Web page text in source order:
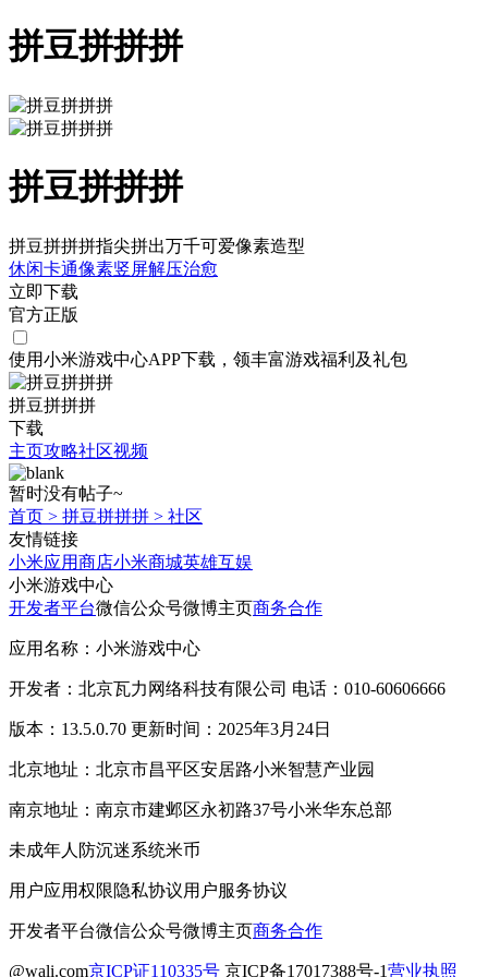
拼豆拼拼拼
拼豆拼拼拼
拼豆拼拼拼指尖拼出万千可爱像素造型
休闲卡通像素竖屏解压治愈
立即下载
官方正版
使用小米游戏中心APP下载 ，领丰富游戏福利 及礼包
拼豆拼拼拼
下载
主页攻略社区视频
暂时没有帖子~
首页 > 拼豆拼拼拼 > 社区
友情链接
小米应用商店小米商城英雄互娱
小米游戏中心
开发者平台微信公众号微博主页商务合作
应用名称：小米游戏中心
开发者：北京瓦力网络科技有限公司 电话：010-60606666
版本：13.5.0.70 更新时间：2025年3月24日
北京地址：北京市昌平区安居路小米智慧产业园
南京地址：南京市建邺区永初路37号小米华东总部
未成年人防沉迷系统米币
用户应用权限隐私协议用户服务协议
开发者平台微信公众号微博主页商务合作
@wali.com京ICP证110335号 京ICP备17017388号-1营业执照